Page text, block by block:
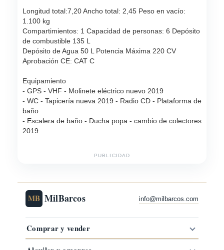
Longitud total:7,20 Ancho total: 2,45 Peso en vacío:
1.100 kg
Compartimientos: 1 Capacidad de personas: 6 Depósito
de combustible 135 L
Depósito de Agua 50 L Potencia Máxima 220 CV
Aprobación CE: CAT C
Equipamiento
- GPS - VHF - Molinete eléctrico nuevo 2019
- WC - Tapicería nueva 2019 - Radio CD - Plataforma de
baño
- Escalera de baño - Ducha popa - cambio de colectores
2019
PUBLICIDAD
MB MilBarcos info@milbarcos.com
Comprar y vender